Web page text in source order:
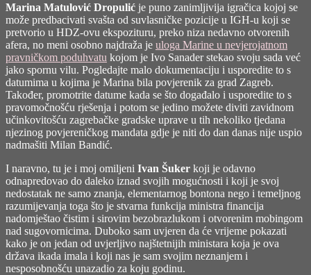
Marina Matulović Dropulić je puno zanimljivija igračica kojoj se
može predbacivati svašta od suvlasničke pozicije u IGH-u koji se
pretvorio u HDZ-ovu ekspozituru, preko niza nedavno otvorenih
afera, no meni osobno najdraža je uloga Marine u nevjerojatnom
pravničkom poduhvatu kojom je Ivo Sanader stekao svoju sada već
jako spornu vilu. Pogledajte malo dokumentaciju i usporedite to s
datumima u kojima je Marina bila povjerenik za grad Zagreb.
Također, promotrite datume kada se što događalo i usporedite to s
pravomočnošću rješenja i potom se jedino možete diviti zavidnom
učinkovitošću zagrebačke gradske uprave u tih nekoliko tjedana
njezinog povjereničkog mandata gdje je niti do dan danas nije uspio
nadmašiti Milan Bandić.
I naravno, tu je i moj omiljeni Ivan Šuker koji je odavno
odnapredovao do daleko iznad svojih mogućnosti i koji je svoj
nedostatak ne samo znanja, elementarnog bontona nego i temeljnog
razumijevanja toga što je stvarna funkcija ministra financija
nadomještao čistim i sirovim bezobrazlukom i otvorenim mobingom
nad sugovornicima. Duboko sam uvjeren da će vrijeme pokazati
kako je on jedan od uvjerljivo najštetnijih ministara koja je ova
država ikada imala i koji nas je sam svojim neznanjem i
nesposobnošću unazadio za koju godinu.